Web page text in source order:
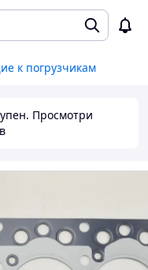
к погрузчикам
Просмотри